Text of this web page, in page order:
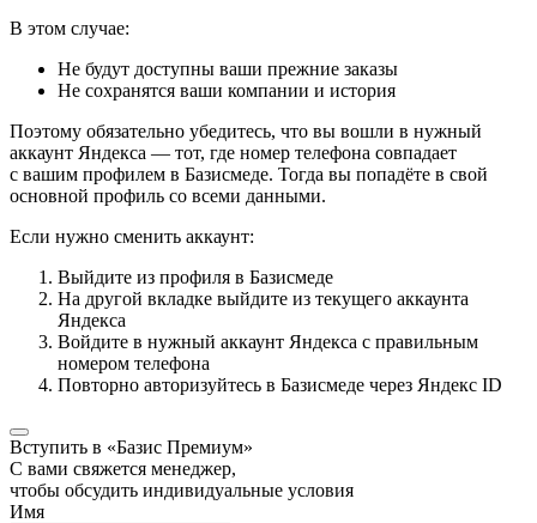
В этом случае:
Не будут доступны ваши прежние заказы
Не сохранятся ваши компании и история
Поэтому обязательно убедитесь, что вы вошли в нужный
аккаунт Яндекса — тот, где номер телефона совпадает
с вашим профилем в Базисмеде. Тогда вы попадёте в свой
основной профиль со всеми данными.
Если нужно сменить аккаунт:
Выйдите из профиля в Базисмеде
На другой вкладке выйдите из текущего аккаунта
Яндекса
Войдите в нужный аккаунт Яндекса с правильным
номером телефона
Повторно авторизуйтесь в Базисмеде через Яндекс ID
Вступить в «Базис Премиум»
С вами свяжется менеджер,
чтобы обсудить индивидуальные условия
Имя